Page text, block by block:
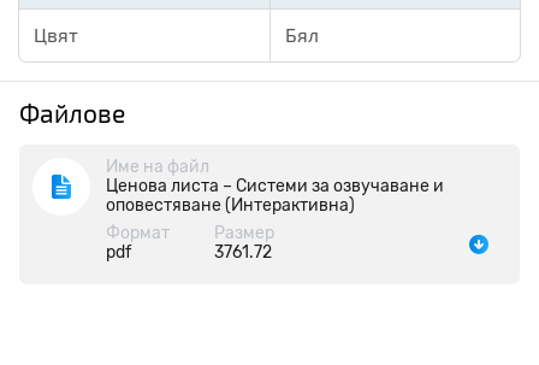
Цвят Бял
Файлове
Име на файл
Ценова листа – Системи за озвучаване и
оповестяване (Интерактивна)
Формат
pdf
Размер
3761.72